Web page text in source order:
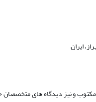
ایران
و نیز دیدگاه های